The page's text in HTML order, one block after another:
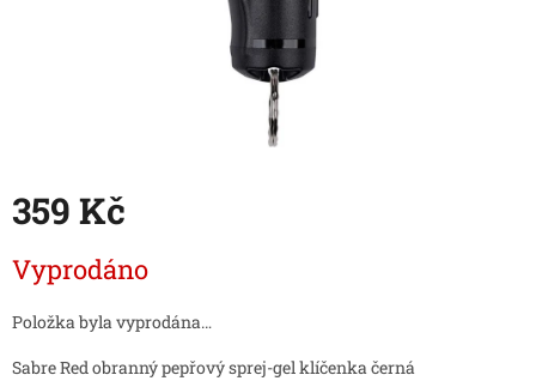
359 Kč
cena:
Vyprodáno
Položka byla vyprodána…
Sabre Red obranný pepřový sprej-gel klíčenka černá